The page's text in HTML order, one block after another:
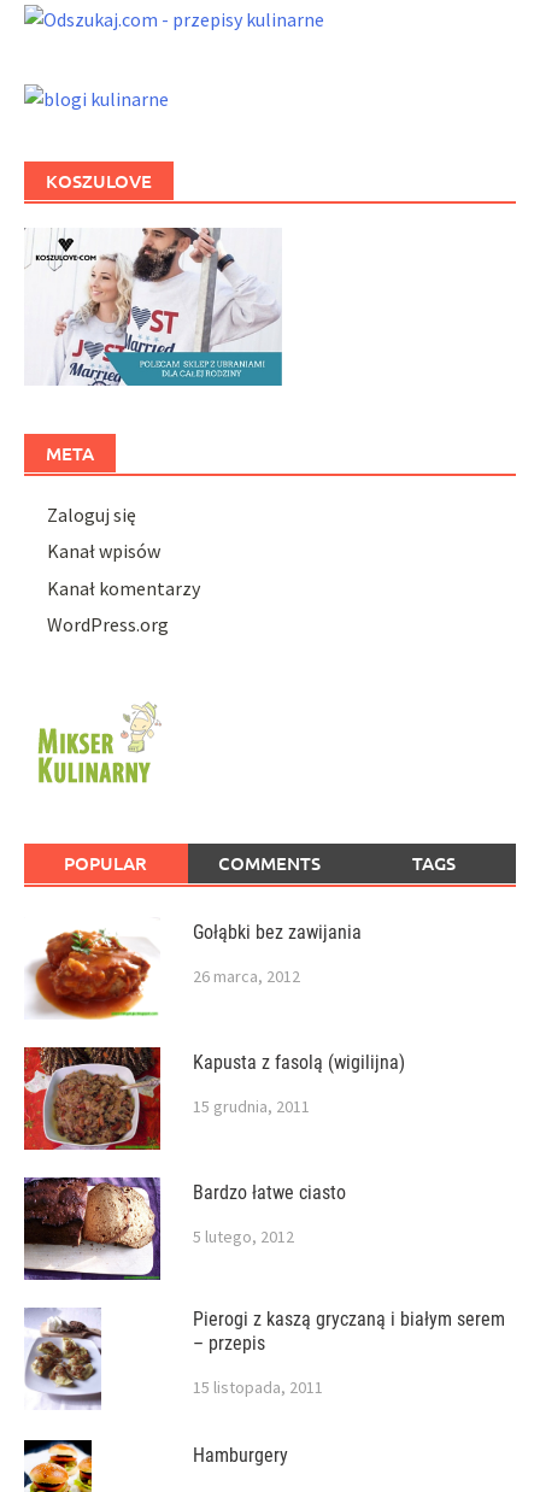
KOSZULOVE
META
Zaloguj się
Kanał wpisów
Kanał komentarzy
WordPress.org
POPULAR COMMENTS TAGS
Gołąbki bez zawijania
26 marca, 2012
Kapusta z fasolą (wigilijna)
15 grudnia, 2011
Bardzo łatwe ciasto
5 lutego, 2012
Pierogi z kaszą gryczaną i białym serem
– przepis
15 listopada, 2011
Hamburgery